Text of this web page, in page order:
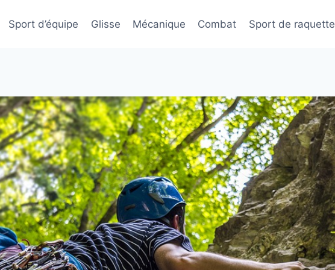
Sport d’équipe Glisse Mécanique Combat Sport de raquette